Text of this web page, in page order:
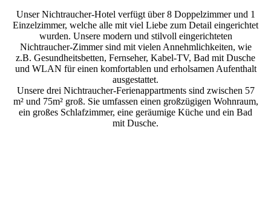
Unser Nichtraucher-Hotel verfügt über 8 Doppelzimmer und 1
Einzelzimmer, welche alle mit viel Liebe zum Detail eingerichtet
wurden. Unsere modern und stilvoll eingerichteten
Nichtraucher-Zimmer sind mit vielen Annehmlichkeiten, wie
z.B. Gesundheitsbetten, Fernseher, Kabel-TV, Bad mit Dusche
und WLAN für einen komfortablen und erholsamen Aufenthalt
ausgestattet.
Unsere drei Nichtraucher-Ferienappartments sind zwischen 57
m² und 75m² groß. Sie umfassen einen großzügigen Wohnraum,
ein großes Schlafzimmer, eine geräumige Küche und ein Bad
mit Dusche.